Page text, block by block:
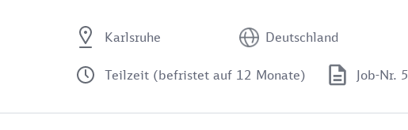
Karlsruhe Deutschland
Teilzeit (befristet auf 12 Monate) Job-Nr.